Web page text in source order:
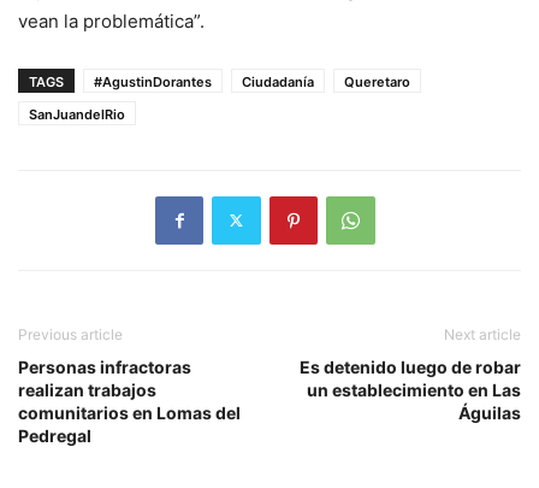
vean la problemática”.
TAGS #AgustinDorantes Ciudadanía
Queretaro
SanJuandelRio
Previous article
Personas infractoras
realizan trabajos
comunitarios en Lomas del
Pedregal
Next article
Es detenido luego de robar
un establecimiento en Las
Águilas